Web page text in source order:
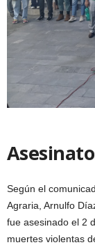
Según el
Agraria, Arnulfo
fue asesinado el 2
muertes violentas